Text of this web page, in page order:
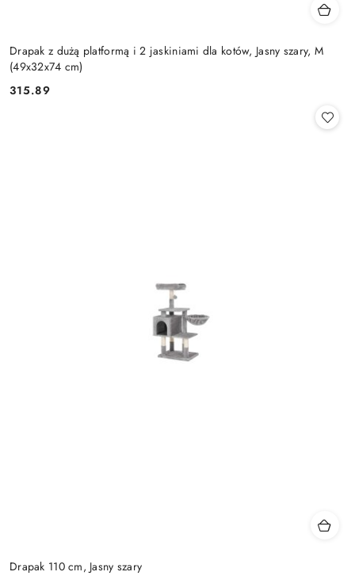
Drapak z dużą platformą i 2 jaskiniami dla kotów, Jasny szary, M
(49x32x74 cm)
Cena:
315.89
Drapak 110 cm, Jasny szary